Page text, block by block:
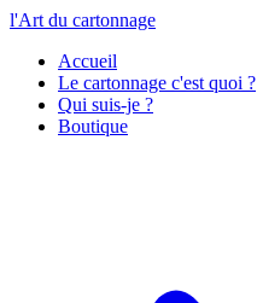
l'Art du cartonnage
Accueil
Le cartonnage c'est quoi ?
Qui suis-je ?
Boutique